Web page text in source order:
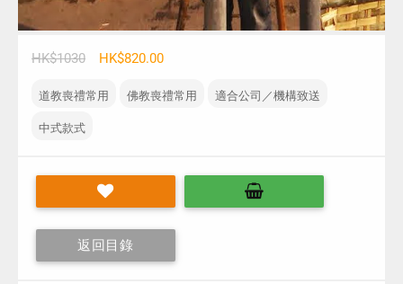
HK$1030 HK$820.00
道教喪禮常用 佛教喪禮常用 適合公司／機構致送
中式款式
返回目錄